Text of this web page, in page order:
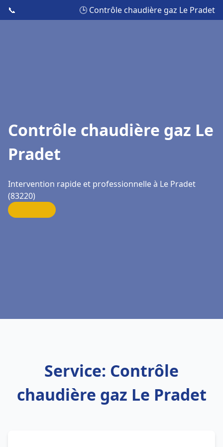
📞 🕒 Contrôle chaudière gaz Le Pradet
Contrôle chaudière gaz Le
Pradet
Intervention rapide et professionnelle à Le Pradet
(83220)
Service: Contrôle
chaudière gaz Le Pradet